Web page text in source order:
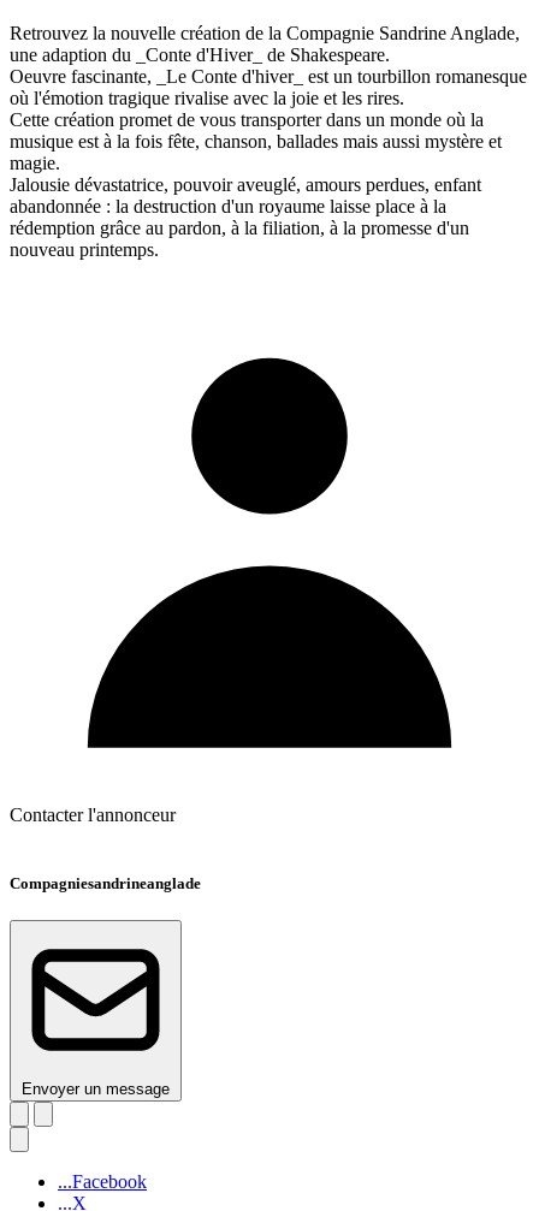
Retrouvez la nouvelle création de la Compagnie Sandrine Anglade,
une adaption du _Conte d'Hiver_ de Shakespeare.
Oeuvre fascinante, _Le Conte d'hiver_ est un tourbillon romanesque
où l'émotion tragique rivalise avec la joie et les rires.
Cette création promet de vous transporter dans un monde où la
musique est à la fois fête, chanson, ballades mais aussi mystère et
magie.
Jalousie dévastatrice, pouvoir aveuglé, amours perdues, enfant
abandonnée : la destruction d'un royaume laisse place à la
rédemption grâce au pardon, à la filiation, à la promesse d'un
nouveau printemps.
Contacter l'annonceur
Compagniesandrineanglade
Envoyer un message
...Facebook
...X